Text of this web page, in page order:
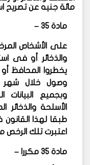
مائة جنيه عن تصريح
مادة ٣٥ –
على الأشخاص
والذخائر أو فى
يخطروا المحافظ
وصول خلال شهر
وبجميع
الأسلحة
طبقا لهذا القانون
اعتبرت تلك الرخص
مادة ٣٥ مكررا –